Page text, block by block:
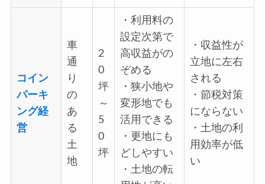
コイン
パーキ
ング経
営
車
通
り
の
あ
る
土
地
2
0
坪
～
5
0
坪
・利用料の
設定次第で
高収益がの
ぞめる
・狭小地や
変形地でも
活用できる
・更地にも
どしやすい
・土地の転
・収益性が
立地に左右
される
・節税対策
にならない
・土地の利
用効率が低
い